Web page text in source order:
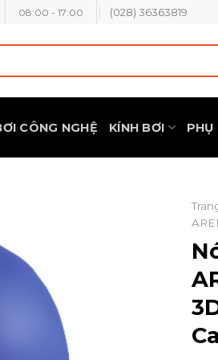
08:00 - 17:00 (028) 36363819
CÔNG NGHỆ KÍNH BƠI PHỤ